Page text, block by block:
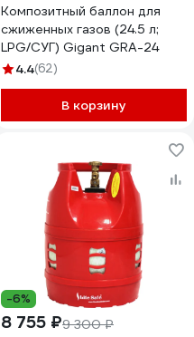
Композитный баллон для
сжиженных газов (24.5 л;
LPG/СУГ) Gigant GRA-24
4.4(62)
В корзину
-6%
8 755 ₽9 300 ₽